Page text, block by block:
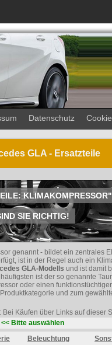
Datenschutz
GLA - Ersatzteile
SIE RICHTIG!
genannt - bildet ein zentrales
ist in der Regel auch ein
GLA-Modells und ist damit
ist der so genannte
oder einen
und zum
Bei Käufen über Links auf dieser
<< Bitte auswählen
Beleuchtung